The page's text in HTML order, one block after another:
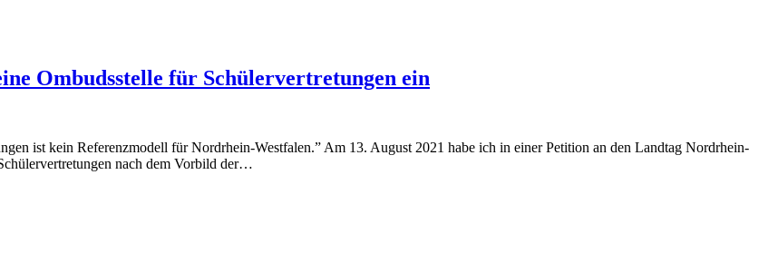
Ombudsstelle für Schülervertretungen ein
ist kein Referenzmodell für Nordrhein-Westfalen.” Am 13. August 2021 habe ich in einer Petition an den Landtag Nordrhein-
nach dem Vorbild der…